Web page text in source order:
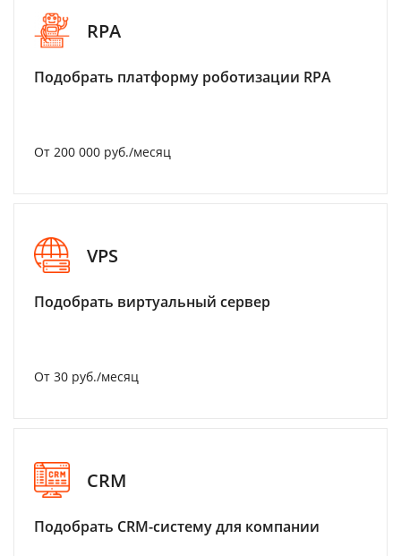
RPA
Подобрать платформу роботизации RPA
От 200 000 руб./месяц
VPS
Подобрать виртуальный сервер
От 30 руб./месяц
CRM
Подобрать CRM-систему для компании